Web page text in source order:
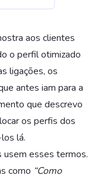
aos clientes
o perfil otimizado
ligações, os
antes iam para a
que descrevo
os perfis dos
lá.
usem esses termos.
como “Como